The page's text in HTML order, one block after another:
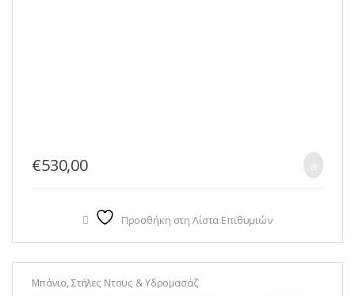
€530,00
Προσθήκη στη Λίστα Επιθυμιών
Μπάνιο, Στήλες Ντους & Υδρομασάζ